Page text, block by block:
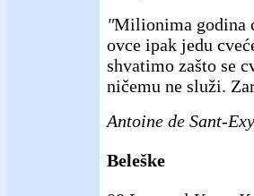
"Milionima godina
ovce ipak jedu
shvatimo zašto se
ničemu ne služi.
Antoine de Sant-
Beleške